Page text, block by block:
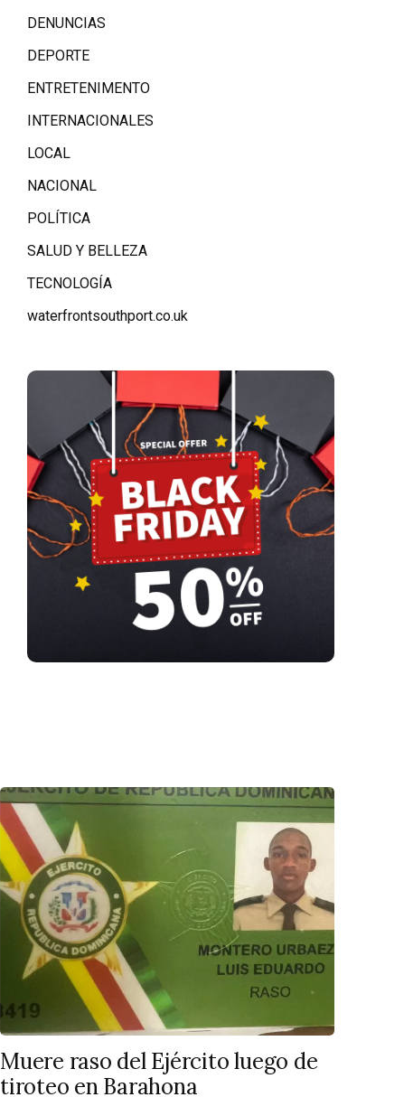
DENUNCIAS
DEPORTE
ENTRETENIMENTO
INTERNACIONALES
LOCAL
NACIONAL
POLÍTICA
SALUD Y BELLEZA
TECNOLOGÍA
waterfrontsouthport.co.uk
Muere raso del Ejército luego de
tiroteo en Barahona